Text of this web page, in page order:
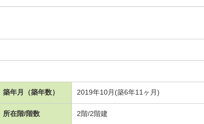
築年月（築年数） 2019年10月(築6年11ヶ月)
所在階/階数 2階/2階建